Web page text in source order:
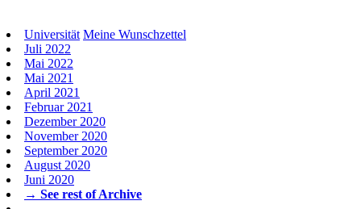
Universität Meine Wunschzettel
Juli 2022
Mai 2022
Mai 2021
April 2021
Februar 2021
Dezember 2020
November 2020
September 2020
August 2020
Juni 2020
→ See rest of Archive